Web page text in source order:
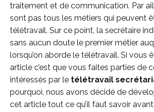
traitement et de communication. Par
sont pas tous les métiers qui peuvent
télétravail. Sur ce point, la secrétaire
sans aucun doute le premier métier
lorsqu’on aborde le télétravail. Si vous
article c’est que vous faites parties de
intéressés par le télétravail
pourquoi, nous avons décidé de
cet article tout ce qu’il faut savoir